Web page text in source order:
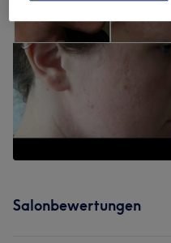
Salonbewertungen